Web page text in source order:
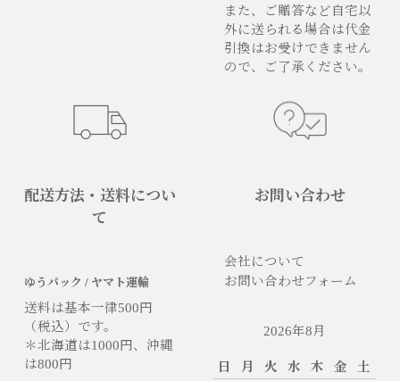
また、ご贈答など自宅以
外に送られる場合は代金
引換はお受けできません
ので、ご了承ください。
配送方法・送料につい
て
ゆうパック / ヤマト運輸
送料は基本一律500円
（税込）です。
＊北海道は1000円、沖縄
は800円
お問い合わせ
会社について
お問い合わせフォーム
2026年8月
日 月 火 水 木 金
土